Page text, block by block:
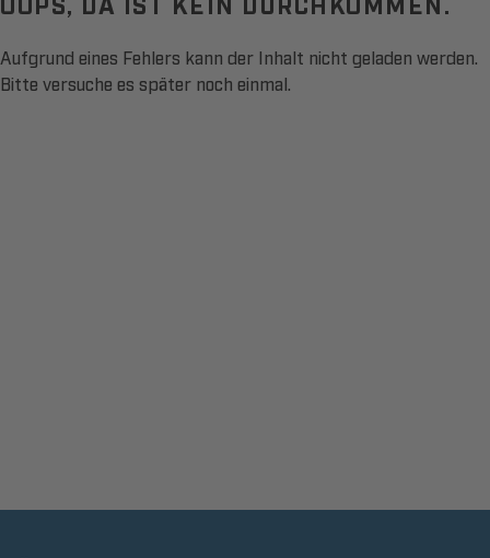
Aufgrund eines Fehlers kann der Inhalt nicht geladen werden.
Bitte versuche es später noch einmal.